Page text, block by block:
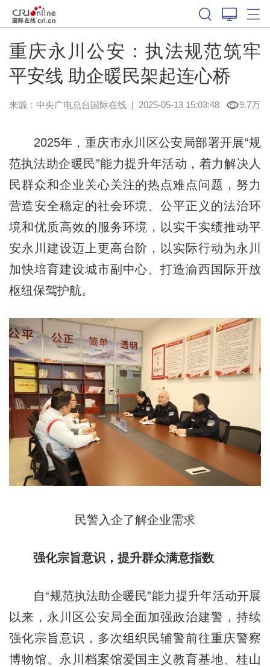
重庆永川公安：执法规范筑牢
平安线 助企暖民架起连心桥
来源：中央广电总台国际在线| 2025-05-13 15:03:48 9.7万
2025年，重庆市永川区公安局部署开展“规
范执法助企暖民”能力提升年活动，着力解决人
民群众和企业关心关注的热点难点问题，努力
营造安全稳定的社会环境、公平正义的法治环
境和优质高效的服务环境，以实干实绩推动平
安永川建设迈上更高台阶，以实际行动为永川
加快培育建设城市副中心、打造渝西国际开放
枢纽保驾护航。
民警入企了解企业需求
强化宗旨意识，提升群众满意指数
自“规范执法助企暖民”能力提升年活动开展
以来，永川区公安局全面加强政治建警，持续
强化宗旨意识，多次组织民辅警前往重庆警察
博物馆、永川档案馆爱国主义教育基地、桂山